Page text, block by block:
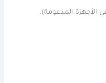
الأجهزة المدعومة).